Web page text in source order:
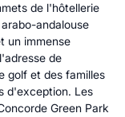
de l'hôtellerie
andalouse
un immense
de
golf et des familles
d'exception. Les
Green Park